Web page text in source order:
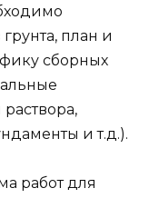
план и
сборных
и т.д.).
работ для